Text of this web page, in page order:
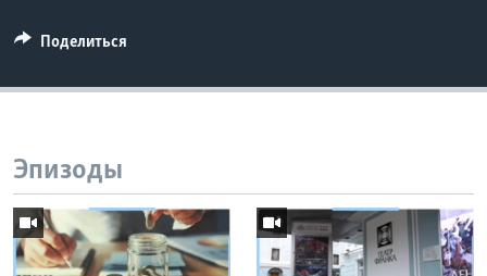
Поделиться
Эпизоды